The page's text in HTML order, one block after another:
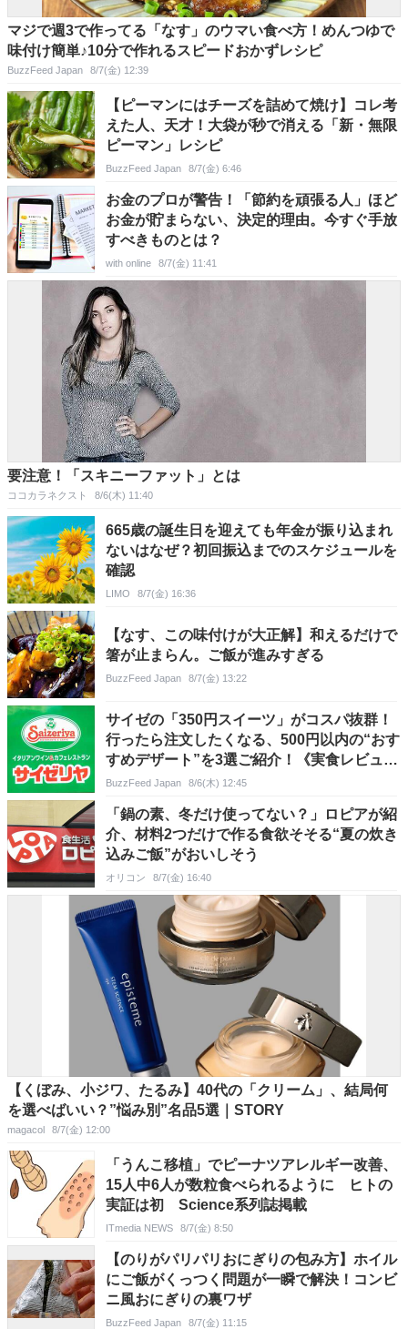
マジで週3で作ってる「なす」のウマい食べ方！めんつゆで
味付け簡単♪10分で作れるスピードおかずレシピ
BuzzFeed Japan 8/7(金) 12:39
【ピーマンにはチーズを詰めて焼け】コレ考
えた人、天才！大袋が秒で消える「新・無限
ピーマン」レシピ
BuzzFeed Japan 8/7(金) 6:46
お金のプロが警告！「節約を頑張る人」ほど
お金が貯まらない、決定的理由。今すぐ手放
すべきものとは？
with online 8/7(金) 11:41
要注意！「スキニーファット」とは
ココカラネクスト 8/6(木) 11:40
665歳の誕生日を迎えても年金が振り込まれ
ないはなぜ？初回振込までのスケジュールを
確認
LIMO 8/7(金) 16:36
【なす、この味付けが大正解】和えるだけで
箸が止まらん。ご飯が進みすぎる
BuzzFeed Japan 8/7(金) 13:22
サイゼの「350円スイーツ」がコスパ抜群！
行ったら注文したくなる、500円以内の“おす
すめデザート”を3選ご紹介！《実食レビュ
ー》
BuzzFeed Japan 8/6(木) 12:45
「鍋の素、冬だけ使ってない？」ロピアが紹
介、材料2つだけで作る食欲そそる“夏の炊き
込みご飯”がおいしそう
オリコン 8/7(金) 16:40
【くぼみ、小ジワ、たるみ】40代の「クリーム」、結局何
を選べばいい？”悩み別”名品5選｜STORY
magacol 8/7(金) 12:00
「うんこ移植」でピーナツアレルギー改善、
15人中6人が数粒食べられるように ヒトの
実証は初 Science系列誌掲載
ITmedia NEWS 8/7(金) 8:50
【のりがパリパリおにぎりの包み方】ホイル
にご飯がくっつく問題が一瞬で解決！コンビ
ニ風おにぎりの裏ワザ
BuzzFeed Japan 8/7(金) 11:15